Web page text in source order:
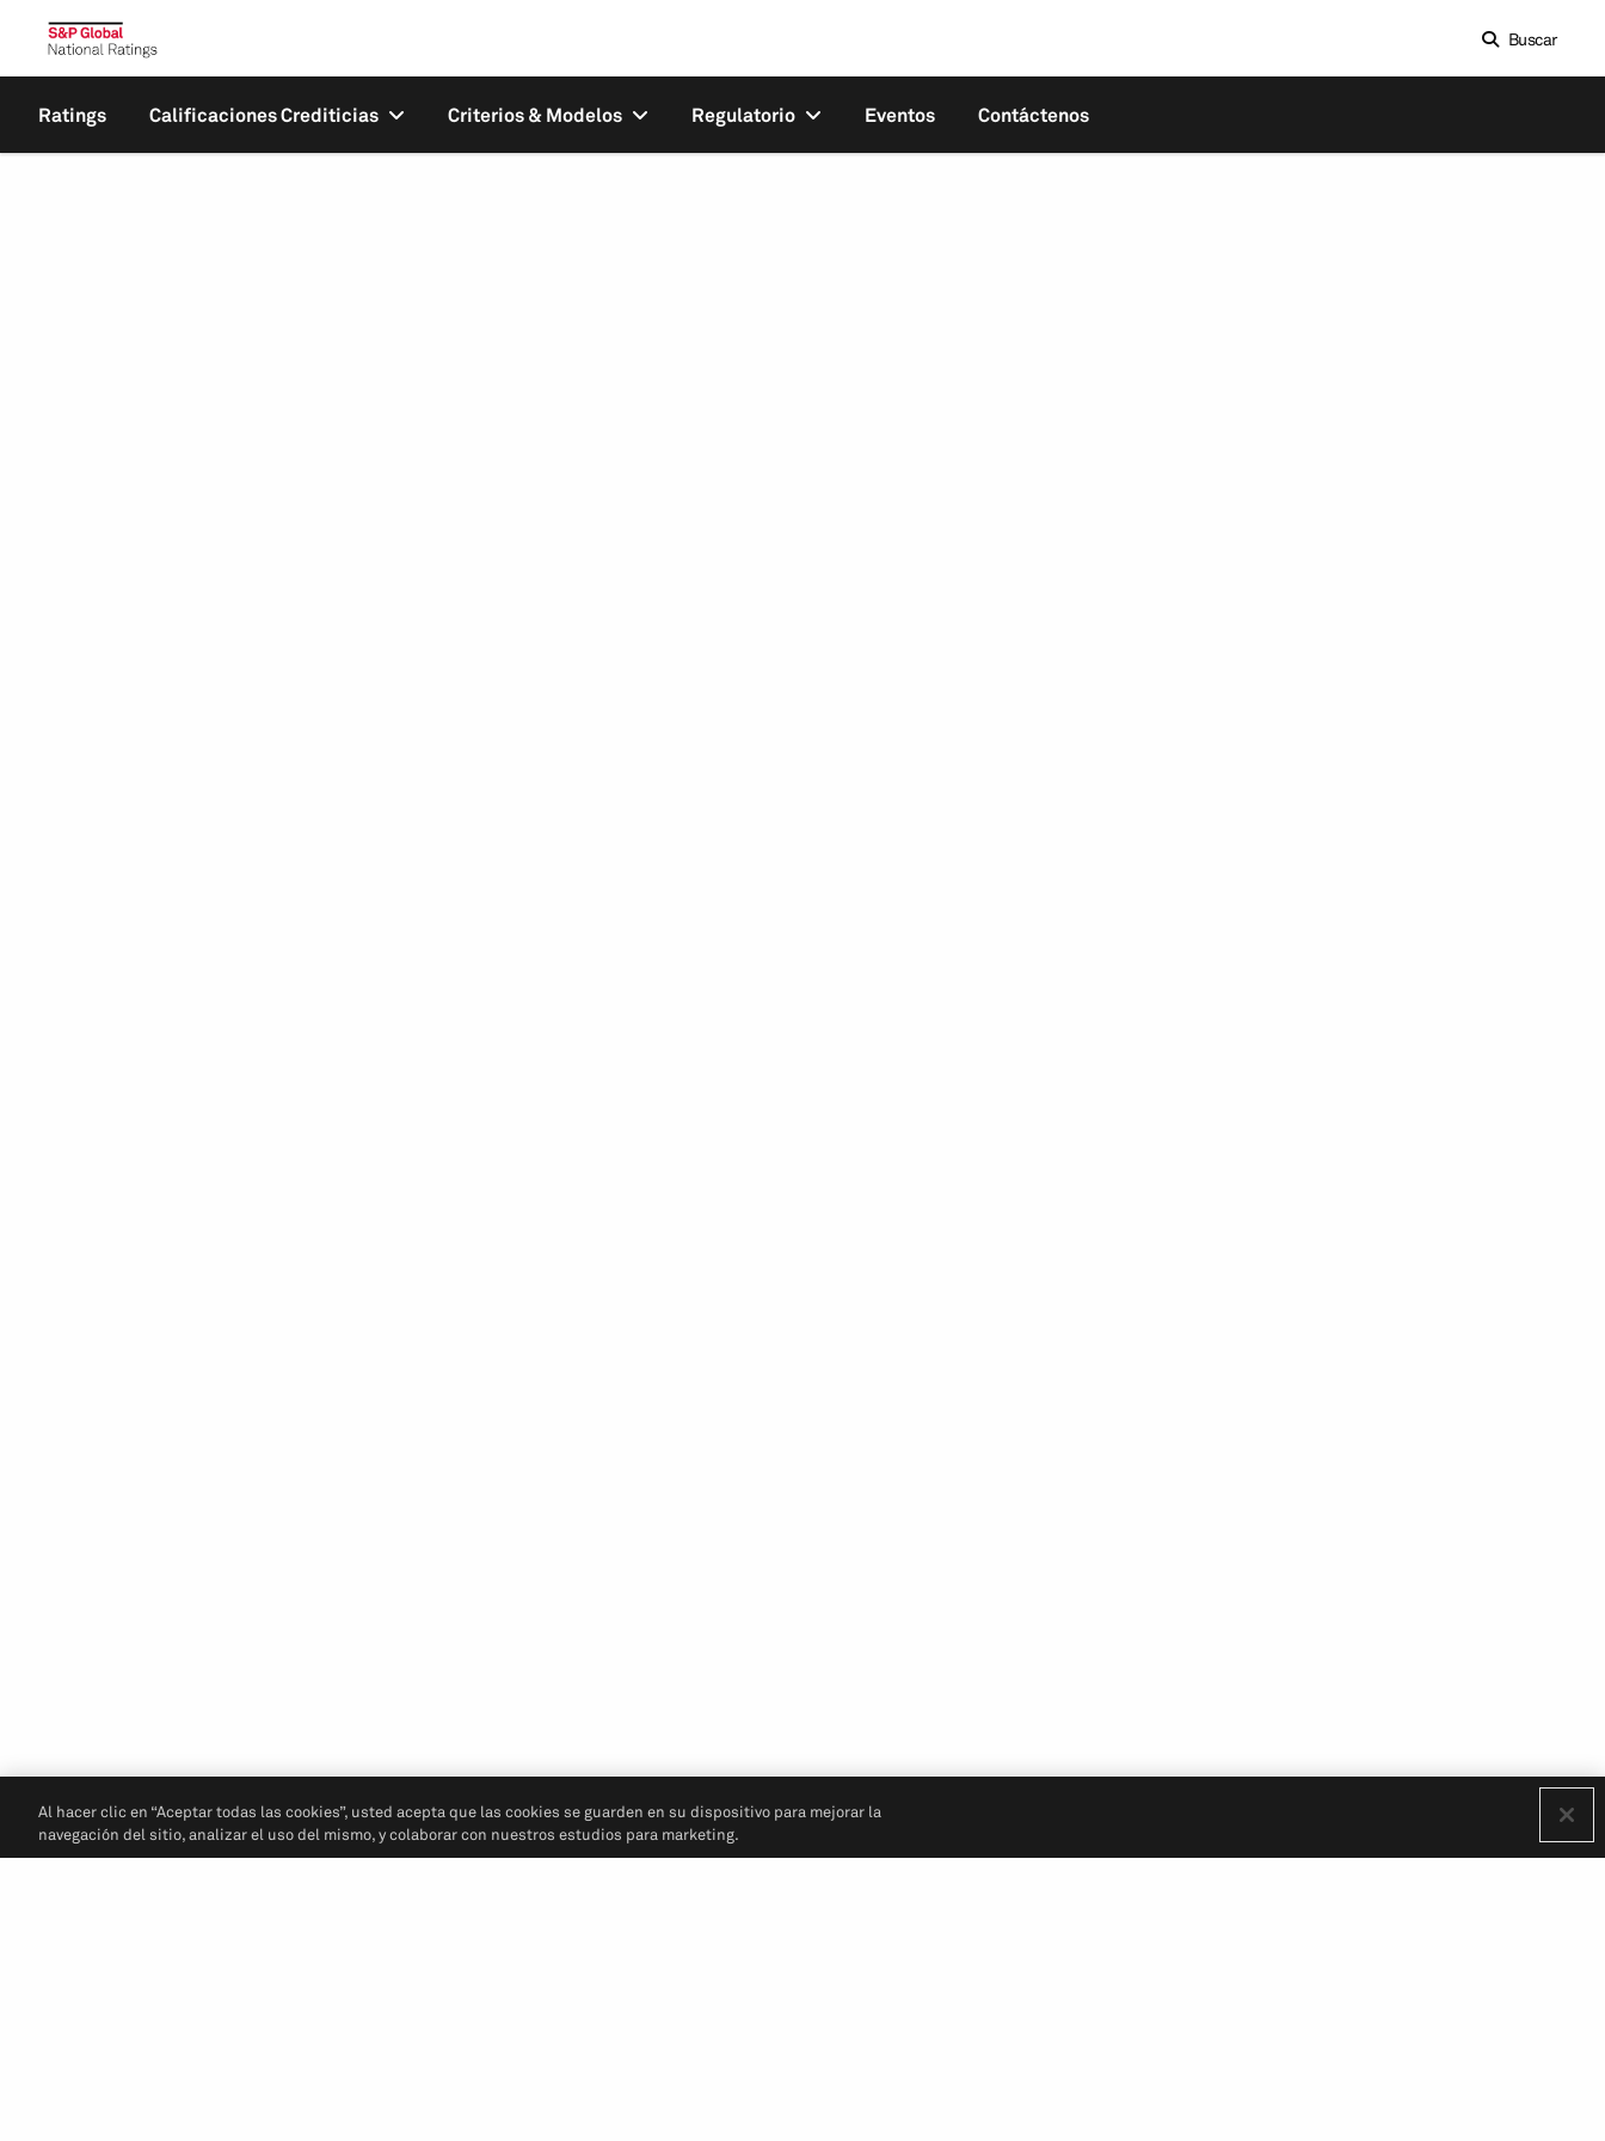
Buscar
Ratings Calificaciones Crediticias Criterios & Modelos Regulatorio Eventos Contáctenos
Al hacer clic en “Aceptar todas las cookies”, usted acepta que las cookies se guarden en su dispositivo para mejorar la
navegación del sitio, analizar el uso del mismo, y colaborar con nuestros estudios para marketing.